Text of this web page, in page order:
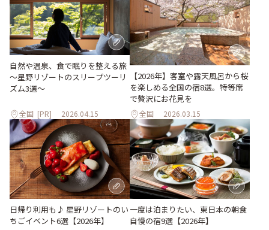
自然や温泉、食で眠りを整える旅
～星野リゾートのスリープツーリ
ズム3選～
全国 [PR] 2026.04.15
【2026年】客室や露天風呂から桜
を楽しめる全国の宿8選。特等席
で贅沢にお花見を
全国 2026.03.15
日帰り利用も♪ 星野リゾートのい
ちごイベント6選【2026年】
一度は泊まりたい、東日本の朝食
自慢の宿9選【2026年】